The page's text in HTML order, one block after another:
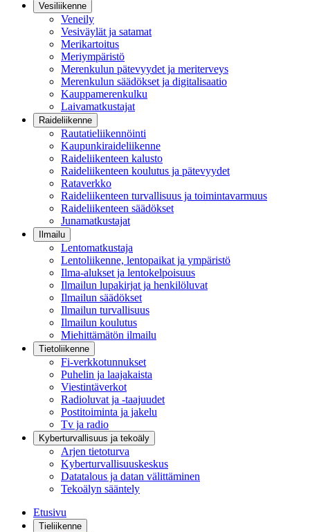
Vesiliikenne
Veneily
Vesiväylät ja satamat
Merikartoitus
Meriympäristö
Merenkulun pätevyydet ja meriterveys
Merenkulun säädökset ja digitalisaatio
Kauppamerenkulku
Laivamatkustajat
Raideliikenne
Rautatieliikennöinti
Kaupunkiraideliikenne
Raideliikenteen kalusto
Raideliikenteen koulutus ja pätevyydet
Rataverkko
Raideliikenteen turvallisuus ja toimintavarmuus
Raideliikenteen säädökset
Junamatkustajat
Ilmailu
Lentomatkustaja
Lentoliikenne, lentopaikat ja ympäristö
Ilma-alukset ja lentokelpoisuus
Ilmailun lupakirjat ja henkilöluvat
Ilmailun säädökset
Ilmailun turvallisuus
Ilmailun koulutus
Miehittämätön ilmailu
Tietoliikenne
Fi-verkkotunnukset
Puhelin ja laajakaista
Viestintäverkot
Radioluvat ja -taajuudet
Postitoiminta ja jakelu
Tv ja radio
Kyberturvallisuus ja tekoäly
Arjen tietoturva
Kyberturvallisuuskeskus
Datatalous ja datan välittäminen
Tekoälyn sääntely
Etusivu
Tieliikenne